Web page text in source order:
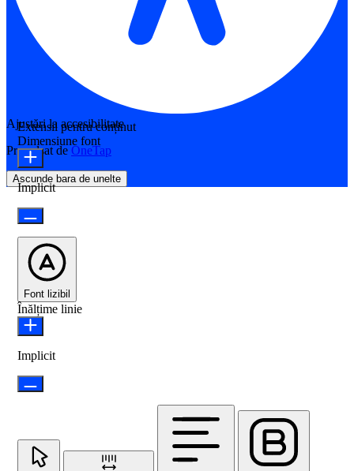
Ajustări la accesibilitate
Propulsat de OneTap
Ascunde bara de unelte
Extensii pentru conținut
Dimensiune font
Implicit
Font lizibil
Înălțime linie
Implicit